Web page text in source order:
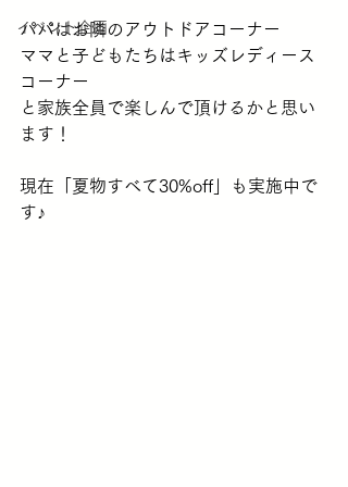
イベント企画
パパはお隣のアウトドアコーナー
ママと子どもたちはキッズレディース
コーナー
と家族全員で楽しんで頂けるかと思い
ます！
現在「夏物すべて30%off」も実施中で
す♪